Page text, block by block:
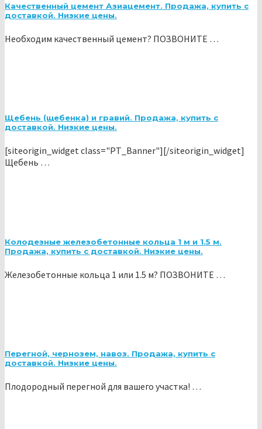
Качественный цемент Азиацемент. Продажа, купить с
доставкой. Низкие цены.
Необходим качественный цемент? ПОЗВОНИТЕ …
Щебень (щебенка) и гравий. Продажа, купить с
доставкой. Низкие цены.
[siteorigin_widget class="PT_Banner"][/siteorigin_widget]
Щебень …
Колодезные железобетонные кольца 1 м и 1.5 м.
Продажа, купить с доставкой. Низкие цены.
Железобетонные кольца 1 или 1.5 м? ПОЗВОНИТЕ …
Перегной, чернозем, навоз. Продажа, купить с
доставкой. Низкие цены.
Плодородный перегной для вашего участка! …